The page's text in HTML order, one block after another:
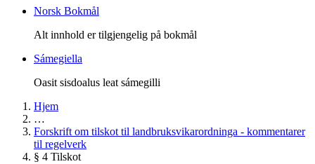
Norsk Bokmål
Alt innhold er tilgjengelig på bokmål
Sámegiella
Oasit sisdoalus leat sámegilli
Hjem
…
Forskrift om tilskot til landbruksvikarordninga - kommentarer
til regelverk
§ 4 Tilskot